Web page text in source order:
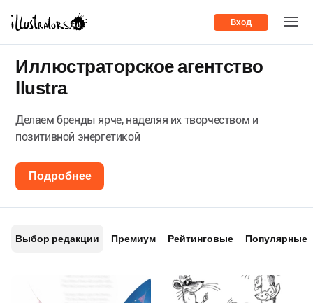
Вход
Иллюстраторское агентство
llustra
Делаем бренды ярче, наделяя их творчеством и
позитивной энергетикой
Подробнее
Выбор редакции Премиум Рейтинговые Популярные